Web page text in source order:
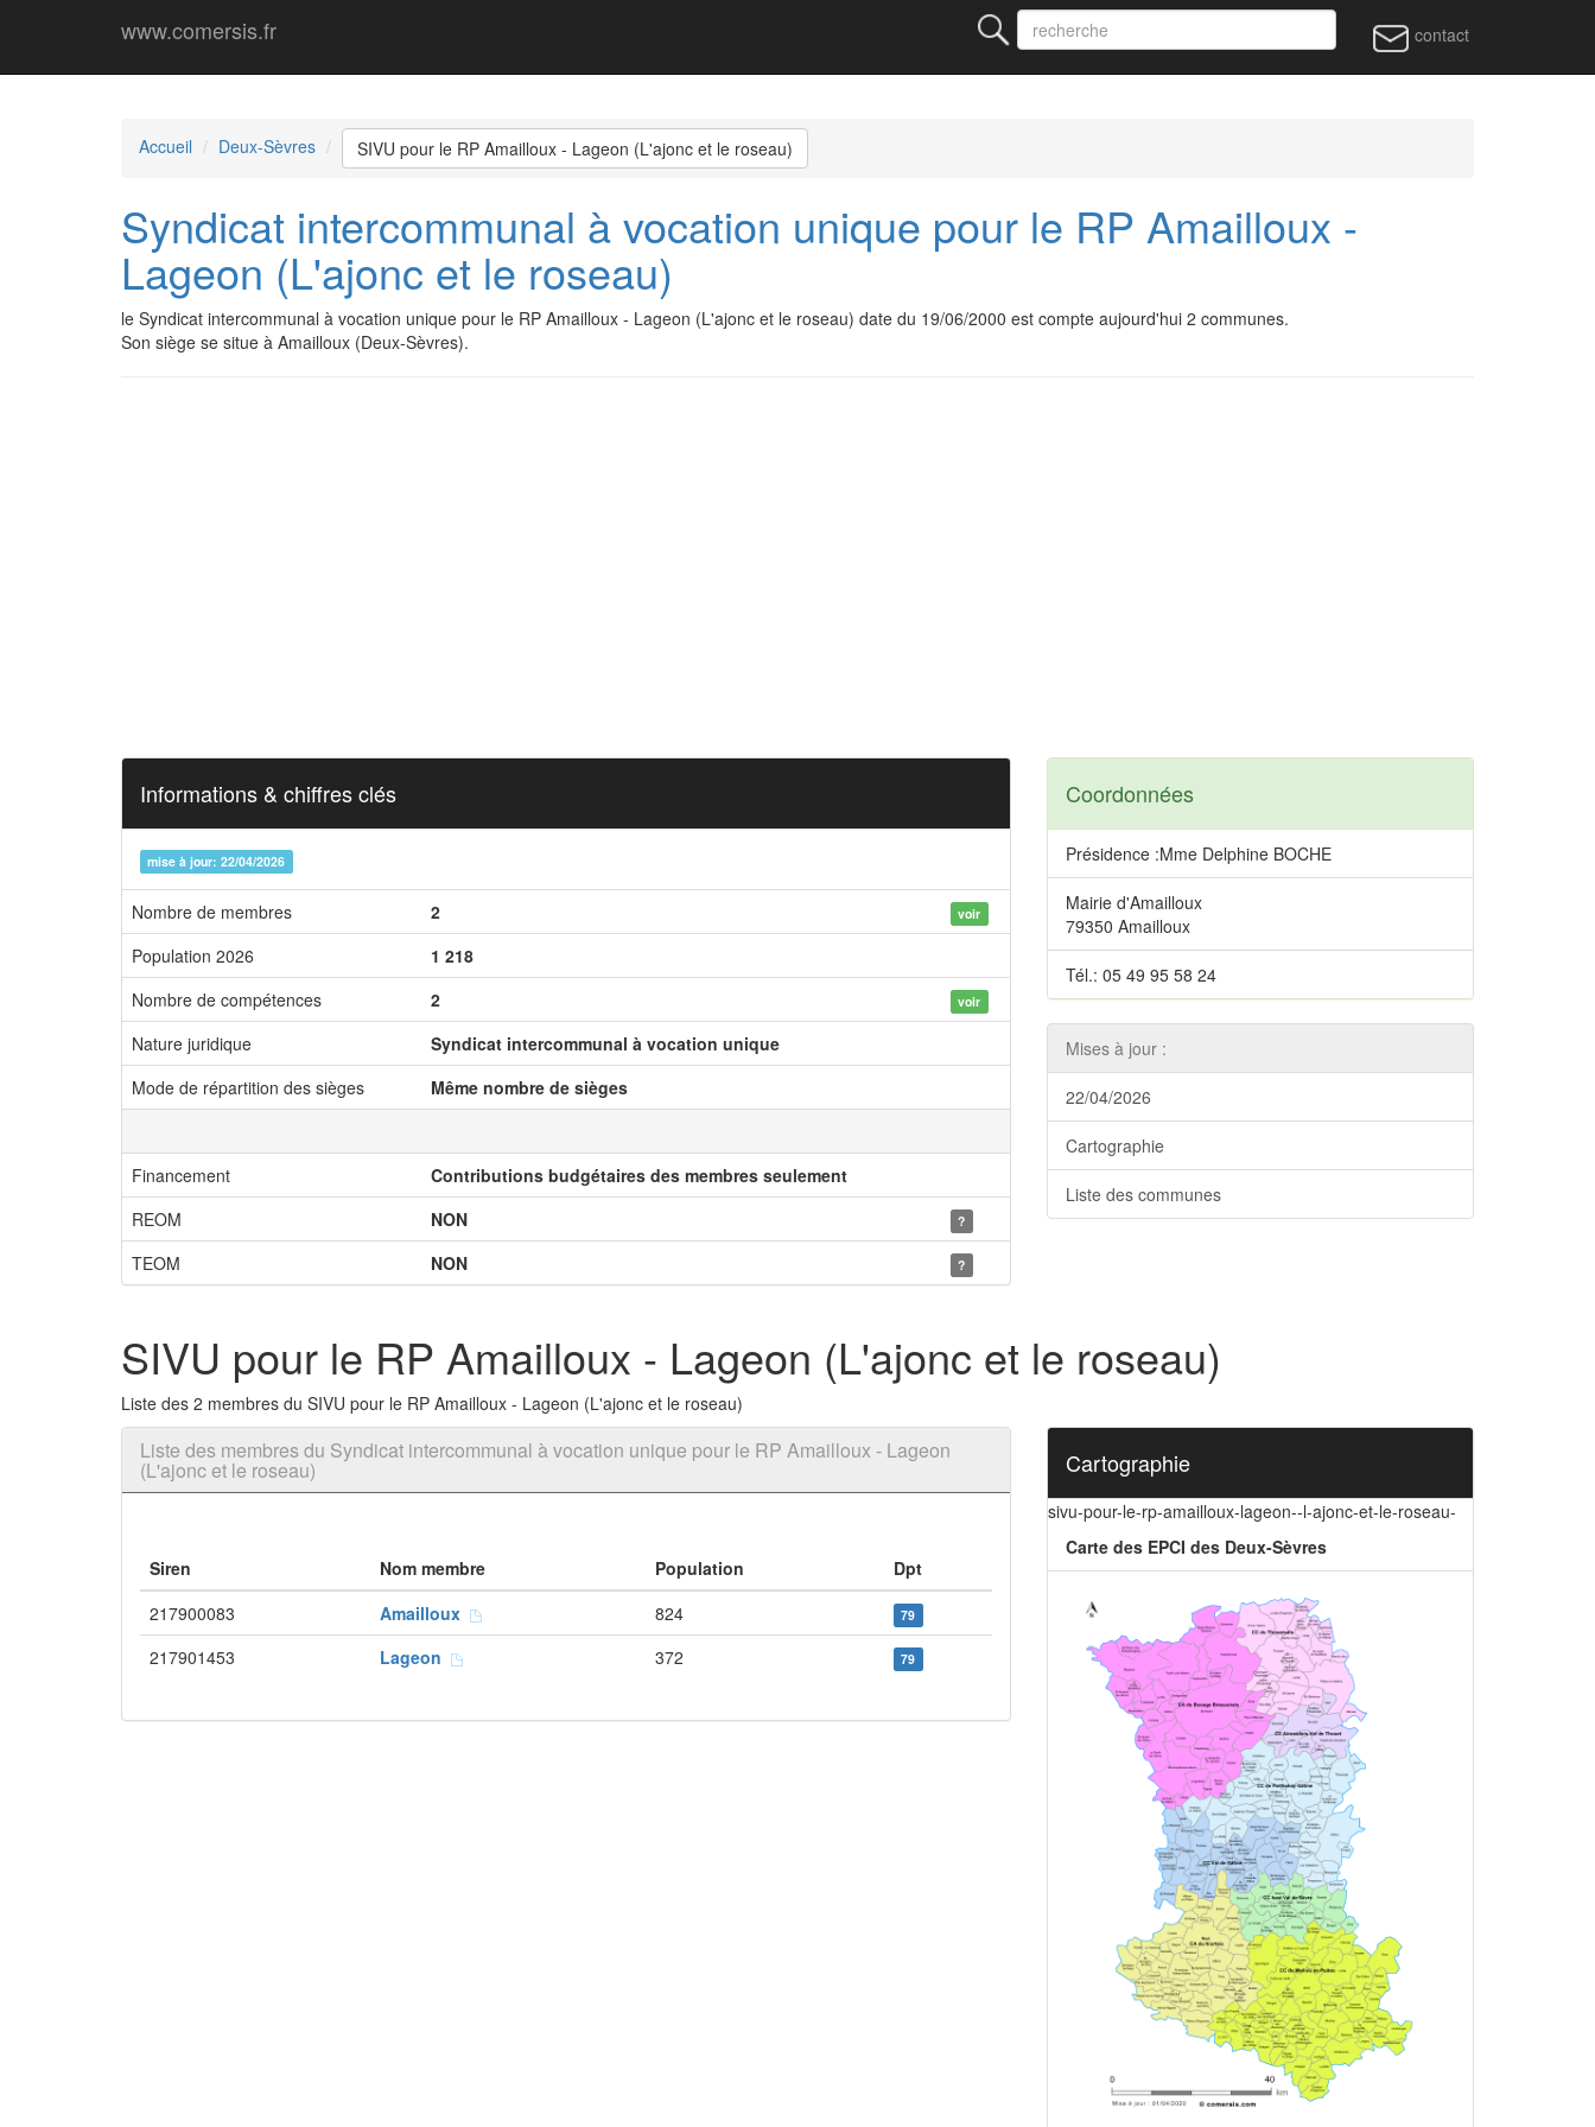
www.comersis.fr contact
Accueil Deux-Sèvres SIVU pour le RP Amailloux - Lageon (L'ajonc et le roseau)
Syndicat intercommunal à vocation unique pour le RP Amailloux -
Lageon (L'ajonc et le roseau)
le Syndicat intercommunal à vocation unique pour le RP Amailloux - Lageon (L'ajonc et le roseau) date du 19/06/2000 est compte aujourd'hui 2 communes.
Son siège se situe à Amailloux (Deux-Sèvres).
Informations & chiffres clés
mise à jour: 22/04/2026
Nombre de membres 2 voir
Population 2026
1 218
Nombre de compétences
2 voir
Nature juridique
Syndicat intercommunal à vocation unique
Mode de répartition des sièges
Même nombre de sièges
Financement
Contributions budgétaires des membres seulement
REOM
NON ?
TEOM NON ?
Coordonnées
Présidence :Mme Delphine BOCHE
Mairie d'Amailloux
79350 Amailloux
Tél.: 05 49 95 58 24
Mises à jour :
22/04/2026
Cartographie
Liste des communes
SIVU pour le RP Amailloux - Lageon (L'ajonc et le roseau)
Liste des 2 membres du SIVU pour le RP Amailloux - Lageon (L'ajonc et le roseau)
Liste des membres du Syndicat intercommunal à vocation unique pour le RP Amailloux - Lageon
(L'ajonc et le roseau)
Siren Nom membre Population
Dpt
217900083
Amailloux 824 79
217901453 Lageon 372 79
Cartographie
sivu-pour-le-rp-amailloux-lageon--l-ajonc-et-le-roseau-
Carte des EPCI des Deux-Sèvres